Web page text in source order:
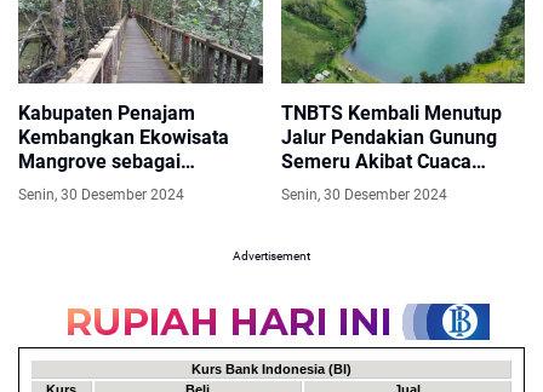
Kabupaten Penajam
Kembangkan Ekowisata
Mangrove sebagai
Laboratorium Alam
Senin, 30 Desember 2024
TNBTS Kembali Menutup
Jalur Pendakian Gunung
Semeru Akibat Cuaca
Ekstrem
Senin, 30 Desember 2024
Advertisement